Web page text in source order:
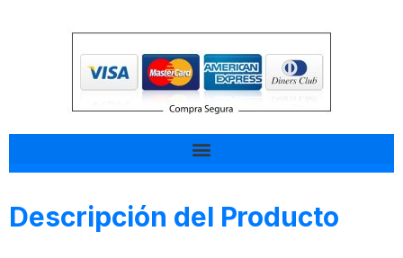
Descripción del Producto